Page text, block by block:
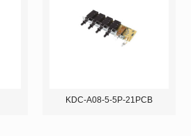
KDC-A08-5-5P-21PCB